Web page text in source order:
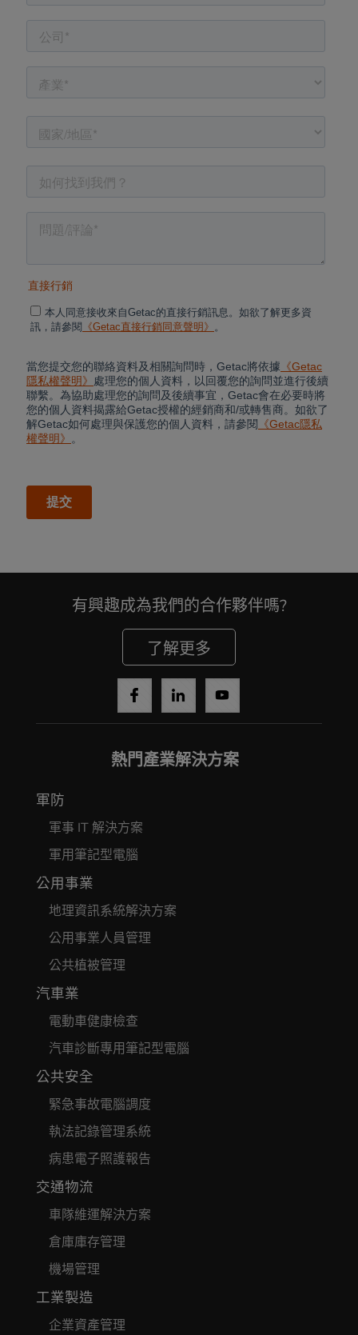
有興趣成為我們的合作夥伴嗎?
了解更多
熱門產業解決方案
軍防
軍事 IT 解決方案
軍用筆記型電腦
公用事業
地理資訊系統解決方案
公用事業人員管理
公共植被管理
汽車業
電動車健康檢查
汽車診斷專用筆記型電腦
公共安全
緊急事故電腦調度
執法記錄管理系統
病患電子照護報告
交通物流
車隊維運解決方案
倉庫庫存管理
機場管理
工業製造
企業資產管理